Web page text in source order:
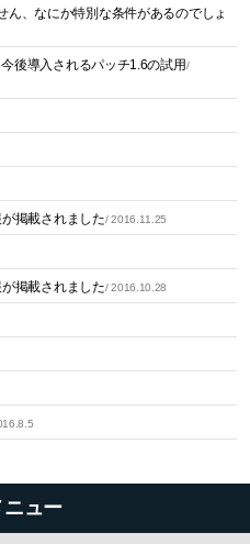
ん、なにか特別な条件があるのでしょ
後導入されるパッチ1.6の試用/
掲載されました/ 2016.11.25
掲載されました/ 2016.10.28
ュー